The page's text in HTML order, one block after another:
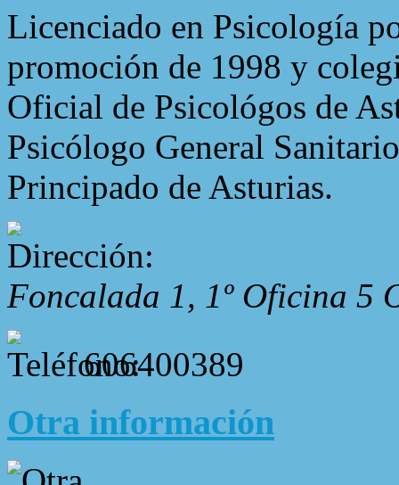
Licenciado en Psicología
promoción de 1998 y
Oficial de Psicológos de
Psicólogo General
Principado de Asturias.
Foncalada 1, 1º Oficina 5
606400389
Otra información